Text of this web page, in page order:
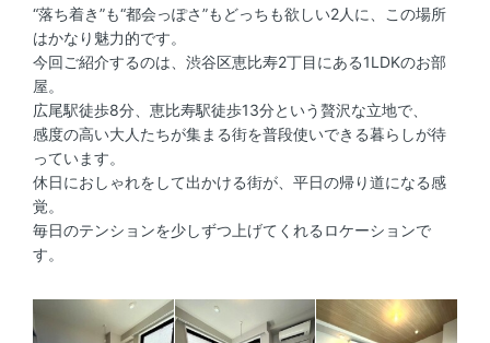
“落ち着き”も“都会っぽさ”もどっちも欲しい2人に、この場所
はかなり魅力的です。
今回ご紹介するのは、渋谷区恵比寿2丁目にある1LDKのお部
屋。
広尾駅徒歩8分、恵比寿駅徒歩13分という贅沢な立地で、
感度の高い大人たちが集まる街を普段使いできる暮らしが待
っています。
休日におしゃれをして出かける街が、平日の帰り道になる感
覚。
毎日のテンションを少しずつ上げてくれるロケーションで
す。